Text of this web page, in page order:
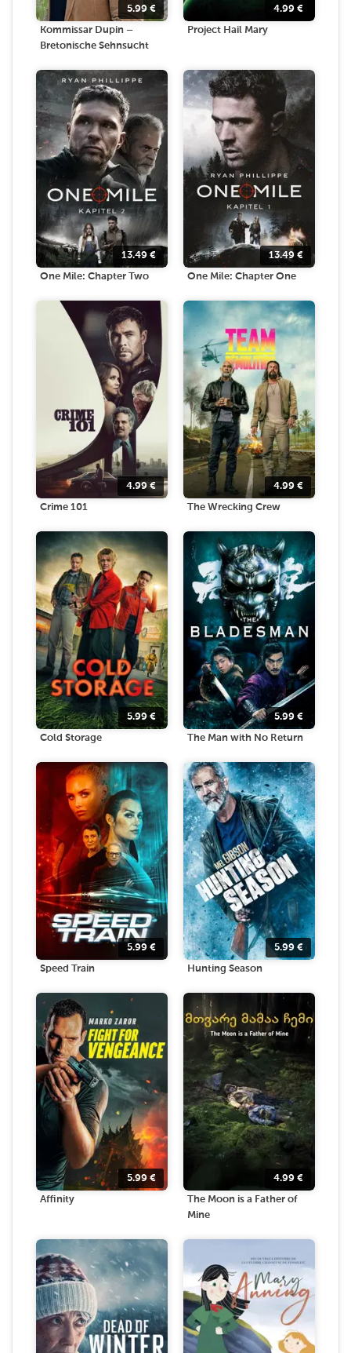
5.99 €
Kommissar Dupin –
Bretonische Sehnsucht
4.99 €
Project Hail Mary
13.49 €
One Mile: Chapter Two
13.49 €
One Mile: Chapter One
4.99€
Crime 101
4.99 €
The Wrecking Crew
5.99 €
Cold Storage
5.99 €
The Man with No Return
5.99 €
Speed Train
5.99 €
Hunting Season
5.99 €
Affinity
4.99 €
The Moon is a Father of
Mine